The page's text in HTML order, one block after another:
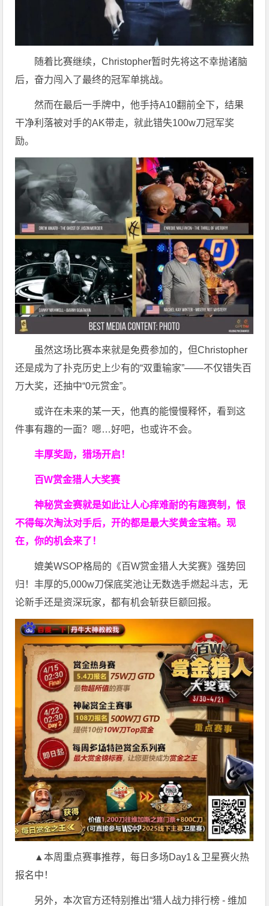
随着比赛继续，Christopher暂时先将这不幸抛诸脑
后，奋力闯入了最终的冠军单挑战。
然而在最后一手牌中，他手持A10翻前全下，结果
干净利落被对手的AK带走，就此错失100w刀冠军奖
励。
虽然这场比赛本来就是免费参加的，但Christopher
还是成为了扑克历史上少有的“双重输家”——不仅错失百
万大奖，还抽中“0元赏金”。
或许在未来的某一天，他真的能慢慢释怀，看到这
件事有趣的一面？嗯…好吧，也或许不会。
丰厚奖励，猎场开启！
百W赏金猎人大奖赛
神秘赏金赛就是如此让人心痒难耐的有趣赛制，恨
不得每次淘汰对手后，开的都是最大奖黄金宝箱。现
在，你的机会来了！
媲美WSOP格局的《百W赏金猎人大奖赛》强势回
归！丰厚的5,000w刀保底奖池让无数选手燃起斗志，无
论新手还是资深玩家，都有机会斩获巨额回报。
▲本周重点赛事推荐，每日多场Day1＆卫星赛火热
报名中！
另外，本次官方还特别推出“猎人战力排行榜 - 维加